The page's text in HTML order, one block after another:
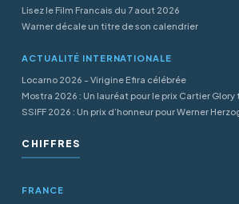
Lisez le Film Francais du 7 aout 2026
Warner décale un titre de son calendrier
ACTUALITÉ INTERNATIONALE
Locarno 2026 - Virigine Efira célébrée
Mostra 2026 : Un lauréat pour le prix Cartier
SSIFF 2026 : Un prix d’honneur pour Werner
CHIFFRES
FRANCE